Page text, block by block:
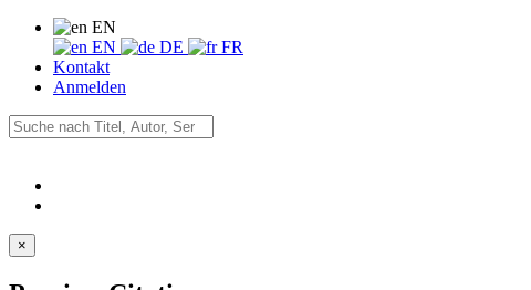
EN
EN
DE
FR
Kontakt
Anmelden
×